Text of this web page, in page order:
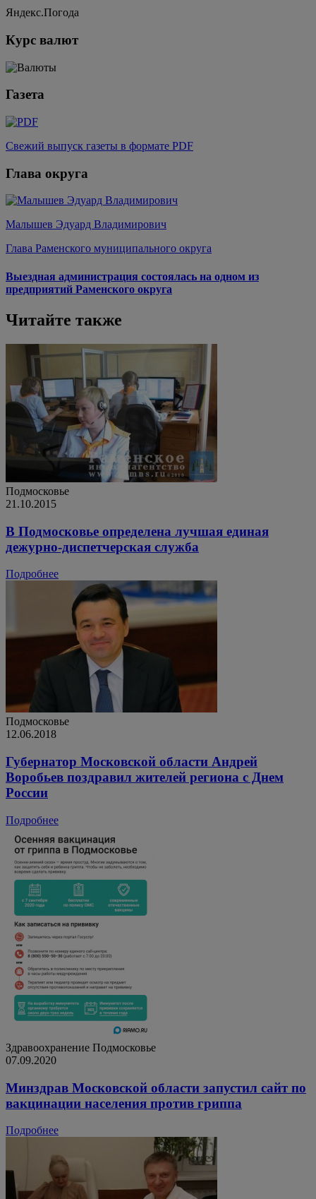
Яндекс.Погода
Курс валют
Газета
Свежий выпуск газеты в формате PDF
Глава округа
Малышев Эдуард Владимирович
Глава Раменского муниципального округа
Выездная администрация состоялась на одном из
предприятий Раменского округа
Читайте также
Подмосковье
21.10.2015
В Подмосковье определена лучшая единая
дежурно-диспетчерская служба
Подробнее
Подмосковье
12.06.2018
Губернатор Московской области Андрей
Воробьев поздравил жителей региона с Днем
России
Подробнее
Здравоохранение Подмосковье
07.09.2020
Минздрав Московской области запустил сайт по
вакцинации населения против гриппа
Подробнее